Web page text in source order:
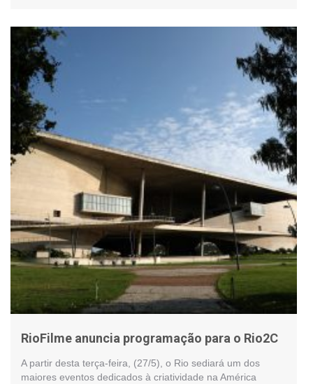
RioFilme anuncia programação para o Rio2C
A partir desta terça-feira, (27/5), o Rio sediará um dos
maiores eventos dedicados à criatividade na América